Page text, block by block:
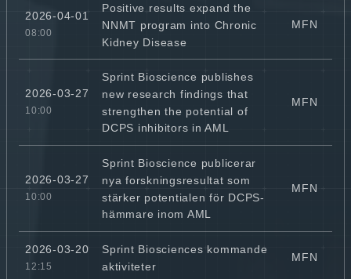
2026-04-01
08:00
Positive results expand the
NNMT program into Chronic
Kidney Disease
MFN
2026-03-27
10:00
Sprint Bioscience publishes
new research findings that
strengthen the potential of
DCPS inhibitors in AML
MFN
2026-03-27
10:00
Sprint Bioscience publicerar
nya forskningsresultat som
stärker potentialen för DCPS-
hämmare inom AML
MFN
2026-03-20
12:15
Sprint Biosciences kommande
aktiviteter
MFN